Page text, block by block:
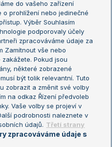
Open
French Open
Open
mistrů
mistryň
do vašeho zařízení
o prohlížení nebo jedinečné
Výběr Souhlasím
podporovaly účely
zpracováváme údaje za
Zamítnout vše nebo
Pokud jsou
některé zobrazené
být tolik relevantní. Tuto
zobrazit a změnit své volby
na odkaz Řízení předvoleb
Vaše volby se projeví v
podrobnosti naleznete v
údajů. Třetí strany
zpracováváme údaje s